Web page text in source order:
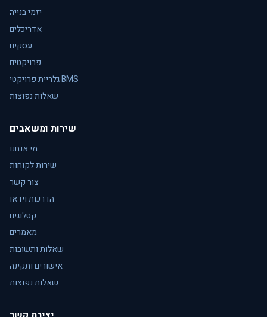
יזמי בנייה
אדריכלים
עסקים
פרויקטים
גלריית פרויקטי BMS
שאלות נפוצות
שירות ומשאבים
מי אנחנו
שירות לקוחות
צור קשר
הדרכות וידאו
קטלוגים
מאמרים
שאלות ותשובות
אישורים ותקינה
שאלות נפוצות